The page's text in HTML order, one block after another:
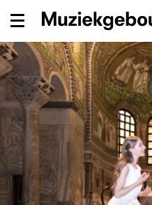
Menu